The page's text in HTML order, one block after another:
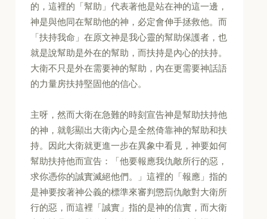
的，這裡的「幫助」代表著他是站在神的這一邊，
神是與他同在幫助他的神，必定會伸手拯救他。而
「扶持我命」在原文神是我心靈的幫助保護者，也
就是說幫助是外在的幫助，而扶持是內心的扶持。
大衛不只是外在需要神的幫助，內在更需要神話語
的力量房扶持堅固他的信心。
主呀，然而大衛在急難的時刻宣告神是幫助扶持他
的神，就彰顯出大衛內心是全然倚靠神的幫助和扶
持。因此大衛就更進一步在異象中看見，神要如何
幫助扶持他而宣告：「他要報應我仇敵所行的惡，
求你憑你的誠實滅絕他們。」這裡的「報應」指的
是神要按著神公義的標準來審判懲罰仇敵對大衛所
行的惡，而這裡「誠實」指的是神的信實，而大衛